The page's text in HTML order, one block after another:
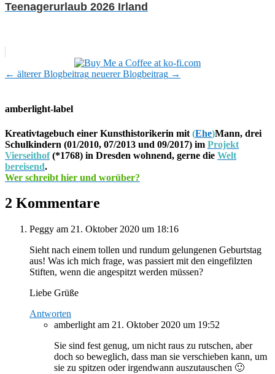
Teenagerurlaub 2026 Irland
← älterer Blogbeitrag neuerer Blogbeitrag →
amberlight-label
Kreativtagebuch einer Kunsthistorikerin mit (Ehe)Mann, drei
Schulkindern (01/2010, 07/2013 und 09/2017) im Projekt
Vierseithof(*1768) in Dresden wohnend, gerne die Welt
bereisend.
Wer schreibt hier und worüber?
2 Kommentare
Peggy am 21. Oktober 2020 um 18:16
Sieht nach einem tollen und rundum gelungenen Geburtstag
aus! Was ich mich frage, was passiert mit den eingefilzten
Stiften, wenn die angespitzt werden müssen?
Liebe Grüße
Antworten
amberlight am 21. Oktober 2020 um 19:52
Sie sind fest genug, um nicht raus zu rutschen, aber
doch so beweglich, dass man sie verschieben kann, um
sie zu spitzen oder irgendwann auszutauschen 🙂